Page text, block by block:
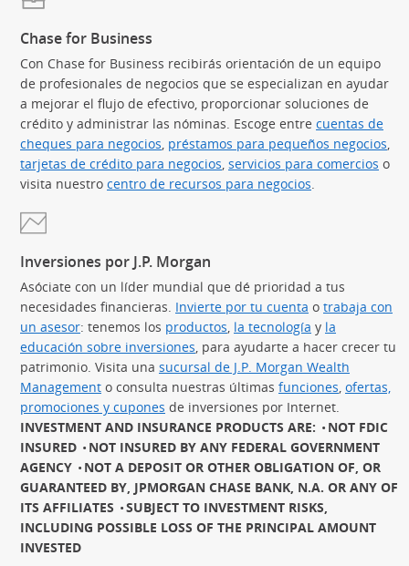
Chase for Business
Con Chase for Business recibirás orientación de un equipo
de profesionales de negocios que se especializan en ayudar
a mejorar el flujo de efectivo, proporcionar soluciones de
crédito y administrar las nóminas. Escoge entre cuentas de
cheques para negocios préstamos para pequeños negocios
tarjetas de crédito para negocios (Se abre en superposición)
servicios para comercios (Se
o
visita nuestro centro de recursos para negocios
Inversiones por J.P. Morgan
Asóciate con un líder mundial que dé prioridad a tus
necesidades financieras. Invierte por tu cuenta (Se abre en
o trabaja con
un asesor(Se abre en superposición)
: tenemos los productos(Se abre en superposición)
, la tecnología (Se abre en
y la
educación sobre inversiones(Se abre en superposición)
, para ayudarte a hacer crecer tu
patrimonio. Visita una sucursal de J.P. Morgan Wealth
Management (Se abre en superposición)
o consulta nuestras últimas funciones(Se abre
, ofertas,
promociones y cupones (Se abre en superposición)
de inversiones por Internet.
INVESTMENT AND INSURANCE PRODUCTS ARE:
NOT FDIC
INSURED
NOT INSURED BY ANY FEDERAL GOVERNMENT
AGENCY
NOT A DEPOSIT OR OTHER OBLIGATION OF, OR
GUARANTEED BY, JPMORGAN CHASE BANK, N.A. OR ANY OF
ITS AFFILIATES
SUBJECT TO INVESTMENT RISKS,
INCLUDING POSSIBLE LOSS OF THE PRINCIPAL AMOUNT
INVESTED